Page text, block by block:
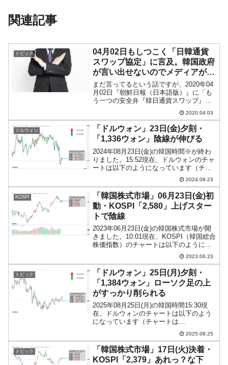
関連記事
トピック
04月02日もしつこく「日韓通貨
スワップ協定」に言及。韓国政府
が言い出せないのでメディアが言
う
まだ言ってるという話ですが、2020年04
月02日『朝鮮日報（日本語版）』に「も
う一つの安全弁『韓日通貨スワップ』再
開は霧散」という記事が出ました。同記
事では、韓国経済の「もう一つの安全
弁」である日韓通貨スワップ協定は締結
が困難韓国政府は日...
2020.04.03
ドルウォン
「ドルウォン」23日(金)夕刻・
「1,336ウォン」陰線が伸びる
2024年08月23日(金)の韓国時間※が終わ
りました。15:52現在、ドルウォンのチャ
ートは以下のようになっています（チャ
ートは『Investing.com』より引用）。残
念ながら陰線が伸びました。現在のとこ
ろ「1ドル＝1,336ウォン」...
2024.08.23
KOSPI
「韓国株式市場」06月23日(金)初
動・KOSPI「2,580」上げスター
トで陰線
2023年06月23日(金)の韓国株式市場が開
きました。10:01現在、KOSPI（韓国総合
株価指数）のチャートは以下のようにな
『Investing.com』より引用）。上げて始
まりましたが、現在のところ陰線。
KOSP...
2023.06.23
トピック
「ドルウォン」25日(月)夕刻・
「1,384ウォン」ローソク足の上
がすっかり削られる
2025年08月25日(月)の韓国時間15:30現
在、ドルウォンのチャートは以下のよう
になっています（チャートは
『Investing.com』より引用）。ローソク
足の上がすっかり削られてしまいまし
た。現在のところ「1ドル＝1,384ウォ
ン」...
2025.08.25
トピック
「韓国株式市場」17日(火)決着・
KOSPI「2,379」あれっ？な下